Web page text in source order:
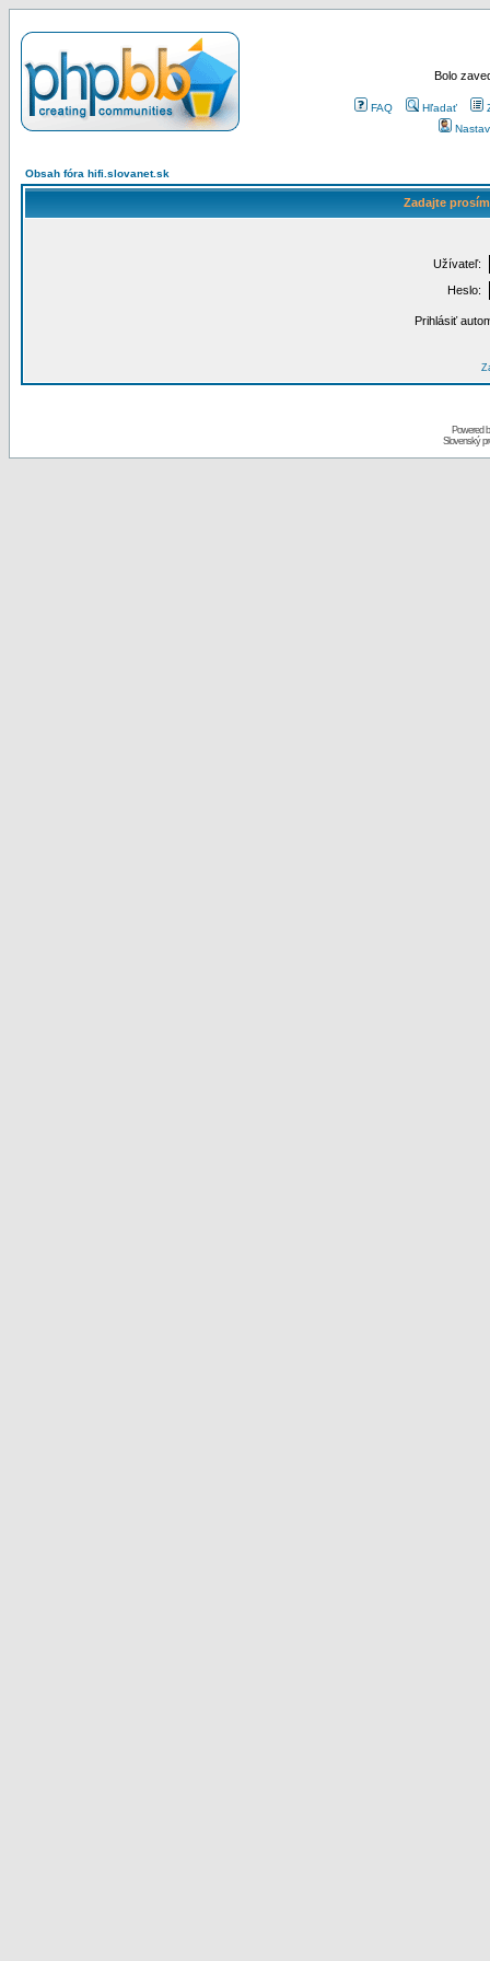
Bolo
FAQ Hľadať
Obsah fóra hifi.slovanet.sk
Zadajte
Užívateľ:
Heslo:
Prihlásiť
Powered
Slovenský